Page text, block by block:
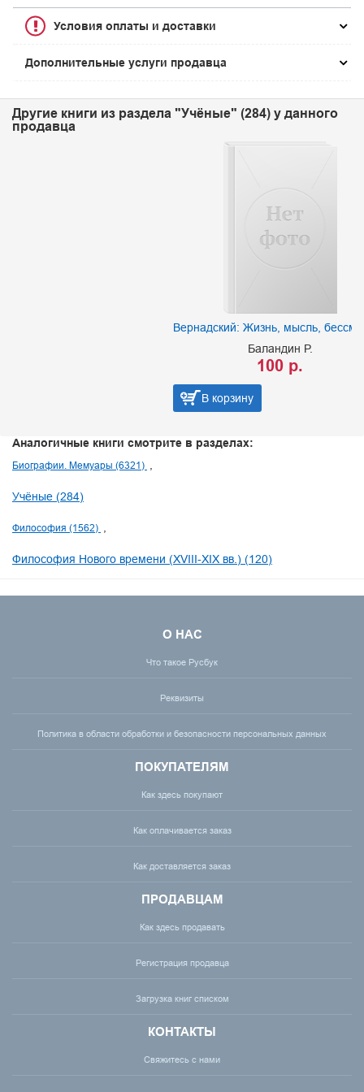
Условия оплаты и доставки
Дополнительные услуги продавца
Другие книги из раздела "Учёные" (284) у данного
продавца
Вернадский: Жизнь, мысль, бессмертие
Аналогичные книги смотрите в разделах:
Биографии. Мемуары (6321)
Учёные (284)
Философия (1562)
Философия Нового времени (XVIII-XIX вв.) (120)
О НАС
Что такое Русбук
Реквизиты
Политика в области обработки и безопасности персональных данных
ПОКУПАТЕЛЯМ
Как здесь покупают
Как оплачивается заказ
Как доставляется заказ
ПРОДАВЦАМ
Как здесь продавать
Регистрация продавца
Загрузка книг списком
КОНТАКТЫ
Свяжитесь с нами